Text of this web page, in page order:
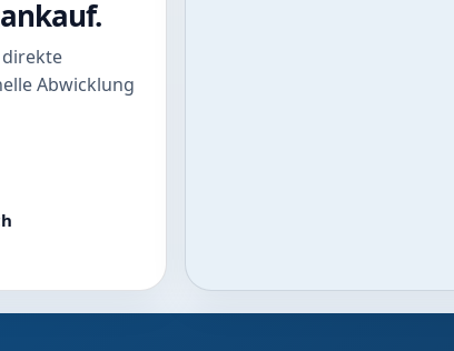
Abwicklung